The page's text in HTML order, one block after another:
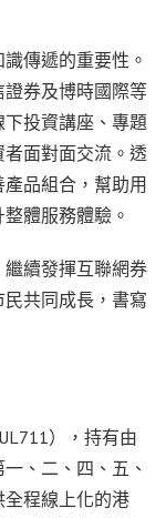
傳遞的重要性。
券及博時國際等
投資講座、專題
面對面交流。透
品組合，幫助用
體服務體驗。
續發揮互聯網券
共同成長，書寫
），持有由
、二、四、五、
程線上化的港